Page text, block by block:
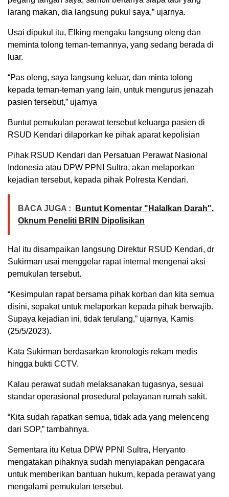
larang makan, dia langsung pukul saya,” ujarnya.
Usai dipukul itu, Elking mengaku langsung oleng dan
meminta tolong teman-temannya, yang sedang berada di
luar.
“Pas oleng, saya langsung keluar, dan minta tolong
kepada teman-teman yang lain, untuk mengurus jenazah
pasien tersebut,” ujarnya
Buntut pemukulan perawat tersebut keluarga pasien di
RSUD Kendari dilaporkan ke pihak aparat kepolisian
Pihak RSUD Kendari dan Persatuan Perawat Nasional
Indonesia atau DPW PPNI Sultra, akan melaporkan
kejadian tersebut, kepada pihak Polresta Kendari.
BACA JUGA :
Buntut Komentar "Halalkan Darah",
Oknum Peneliti BRIN Dipolisikan
Hal itu disampaikan langsung Direktur RSUD Kendari, dr
Sukirman usai menggelar rapat internal mengenai aksi
pemukulan tersebut.
“Kesimpulan rapat bersama pihak korban dan kita semua
disini, sepakat untuk melaporkan kepada pihak berwajib.
Supaya kejadian ini, tidak terulang,” ujarnya, Kamis
(25/5/2023).
Kata Sukirman berdasarkan kronologis rekam medis
hingga bukti CCTV.
Kalau perawat sudah melaksanakan tugasnya, sesuai
standar operasional prosedural pelayanan rumah sakit.
“Kita sudah rapatkan semua, tidak ada yang melenceng
dari SOP,” tambahnya.
Sementara itu Ketua DPW PPNI Sultra, Heryanto
mengatakan pihaknya sudah menyiapakan pengacara
untuk memberikan bantuan hukum, kepada perawat yang
mengalami pemukulan tersebut.